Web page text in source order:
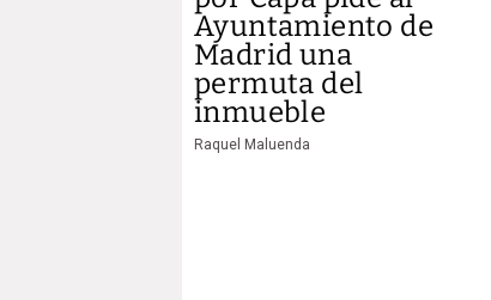
Ayuntamiento de
Madrid una
permuta del
inmueble
Raquel Maluenda